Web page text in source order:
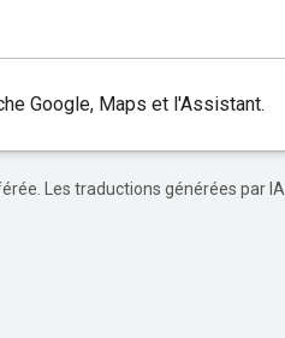
Google, Maps et l'Assistant.
Les traductions générées par